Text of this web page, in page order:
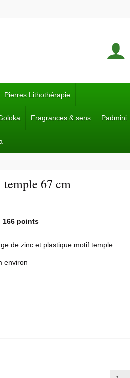
Pierres Lithothérapie
Fragrances & sens Padmini
67 cm
166 points
de zinc et plastique motif temple
environ